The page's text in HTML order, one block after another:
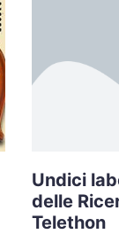
Undici
delle
Telethon